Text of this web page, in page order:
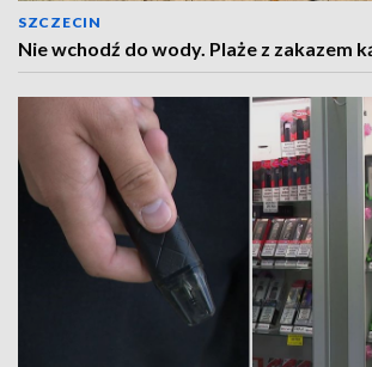
SZCZECIN
Nie wchodź do wody. Plaże z zakazem